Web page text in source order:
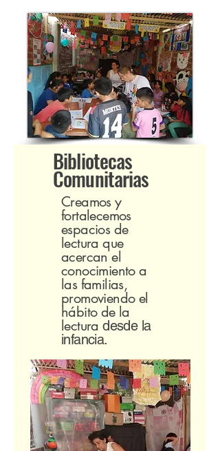
Bibliotecas
Comunitarias
Creamos y
fortalecemos
espacios de
lectura que
acercan el
conocimiento a
las familias,
promoviendo el
hábito de la
lectura desde la
infancia.